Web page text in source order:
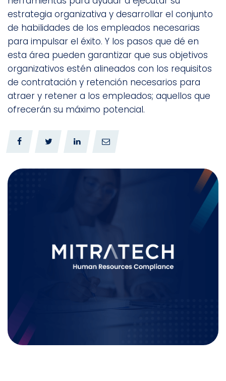
estrategia organizativa y desarrollar el conjunto
de habilidades de los empleados necesarias
para impulsar el éxito. Y los pasos que dé en
esta área pueden garantizar que sus objetivos
organizativos estén alineados con los requisitos
de contratación y retención necesarios para
atraer y retener a los empleados; aquellos que
ofrecerán su máximo potencial.
0